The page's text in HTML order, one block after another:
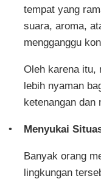
tempat yang
suara, aroma,
mengganggu
Oleh karena itu,
lebih nyaman
ketenangan dan
Menyukai
Banyak orang
lingkungan